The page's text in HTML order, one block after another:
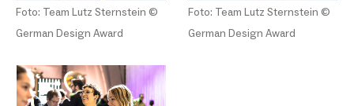
Foto: Team Lutz Sternstein ©
German Design Award
Foto: Team Lutz Sternstein ©
German Design Award